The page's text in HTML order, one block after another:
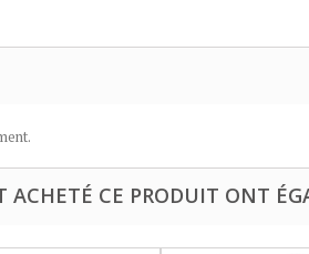
ACHETÉ CE PRODUIT ONT